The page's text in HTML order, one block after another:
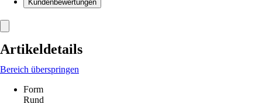
Kundenbewertungen
Artikeldetails
Bereich überspringen
Form
Rund